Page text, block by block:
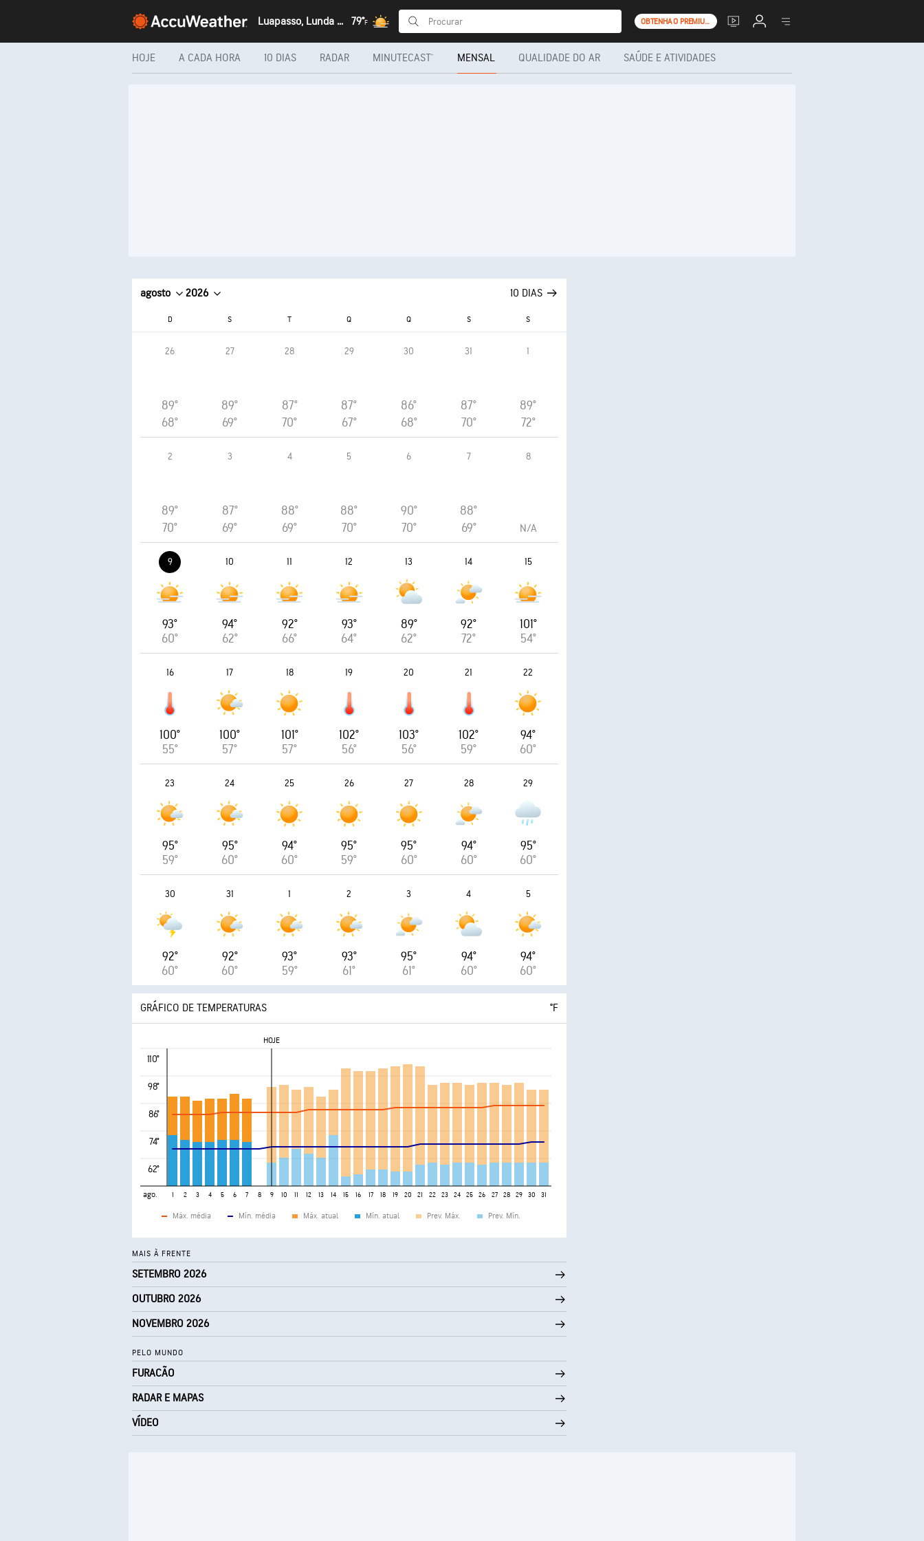
Luapasso, Lunda Norte 79°F OBTENHA O PREMIUM+
HOJE A CADA HORA 10 DIAS RADAR MINUTECAST® MENSAL QUALIDADE DO AR SAÚDE E ATIVIDADES
agosto 2026 10 DIAS
D S T Q Q S S
26
89°
68°
27
89°
69°
28
87°
70°
29
87°
67°
30
86°
68°
31
87°
70°
1
89°
72°
2
89°
70°
3
87°
69°
4
88°
69°
5
88°
70°
6
90°
70°
7
88°
69°
8
N/A
9
93°
60°
10
94°
62°
11
92°
66°
12
93°
64°
13
89°
62°
14
92°
72°
15
101°
54°
16
100°
55°
17
100°
57°
18
101°
57°
19
102°
56°
20
103°
56°
21
102°
59°
22
94°
60°
23
95°
59°
24
95°
60°
25
94°
60°
26
95°
59°
27
95°
60°
28
94°
60°
29
95°
60°
30
92°
60°
31
92°
60°
1
93°
59°
2
93°
61°
3
95°
61°
4
94°
60°
5
94°
60°
GRÁFICO DE TEMPERATURAS °F
110°
98°
86°
74°
62°
ago.
HOJE
1 2 3 4 5 6 7 8 9 10 11 12 13 14 15 16 17 18 19 20 21 22 23 24 25 26 27 28 29 30 31
Máx. média Mín. média Máx. atual Mín. atual Prev. Máx. Prev. Mín.
MAIS À FRENTE
SETEMBRO 2026
OUTUBRO 2026
NOVEMBRO 2026
PELO MUNDO
FURACÃO
RADAR E MAPAS
VÍDEO